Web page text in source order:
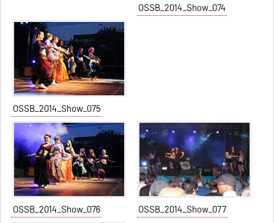
OSSB_2014_Show_074
OSSB_2014_Show_075
OSSB_2014_Show_076 OSSB_2014_Show_077